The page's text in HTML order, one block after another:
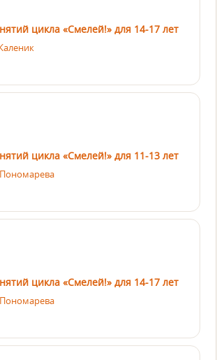
цикла «Смелей!» для 14-17 лет
цикла «Смелей!» для 11-13 лет
цикла «Смелей!» для 14-17 лет